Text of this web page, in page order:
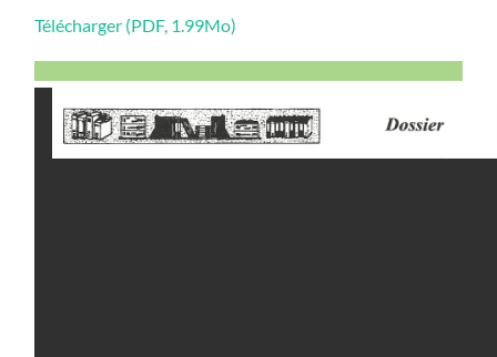
Télécharger (PDF, 1.99Mo)